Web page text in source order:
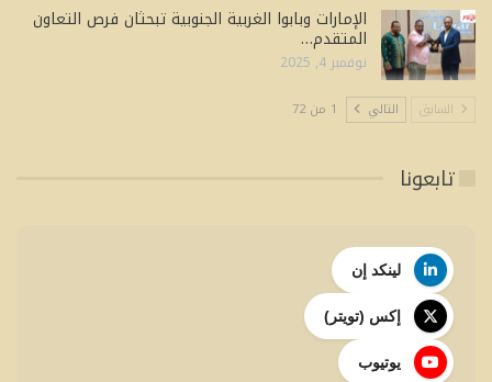
الإمارات وبابوا الغربية الجنوبية تبحثان فرص التعاون
المتقدم…
نوفمبر 4, 2025
السابق التالي 1 من 72
تابعونا
لينكد إن
إكس (تويتر)
يوتيوب